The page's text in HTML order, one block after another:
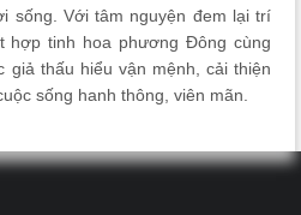
sống. Với tâm nguyện đem lại trí
hợp tinh hoa phương Đông cùng
giả thấu hiểu vận mệnh, cải thiện
sống hanh thông, viên mãn.